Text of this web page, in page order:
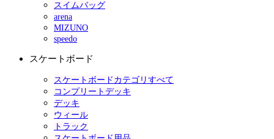
スイムバッグ
arena
MIZUNO
speedo
スケートボード
スケートボードカテゴリすべて
コンプリートデッキ
デッキ
ウィール
トラック